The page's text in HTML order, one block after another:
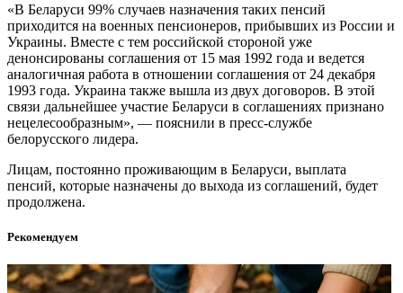
«В Беларуси 99% случаев назначения таких пенсий
приходится на военных пенсионеров, прибывших из России и
Украины. Вместе с тем российской стороной уже
денонсированы соглашения от 15 мая 1992 года и ведется
аналогичная работа в отношении соглашения от 24 декабря
1993 года. Украина также вышла из двух договоров. В этой
связи дальнейшее участие Беларуси в соглашениях признано
нецелесообразным», — пояснили в пресс-службе
белорусского лидера.
Лицам, постоянно проживающим в Беларуси, выплата
пенсий, которые назначены до выхода из соглашений, будет
продолжена.
Рекомендуем